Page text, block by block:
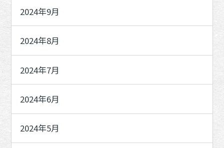
2024年9月
2024年8月
2024年7月
2024年6月
2024年5月